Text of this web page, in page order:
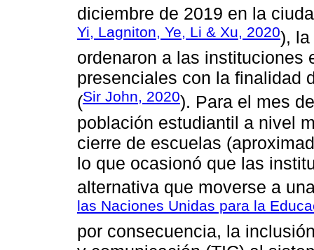
diciembre de 2019 en la
Yi, Lagniton, Ye, Li & Xu, 2020), la
ordenaron a las instituciones
presenciales con la finalidad
(Sir John, 2020). Para el mes
población estudiantil a nivel
cierre de escuelas
lo que ocasionó que las
alternativa que moverse a
las Naciones Unidas para la
por consecuencia, la